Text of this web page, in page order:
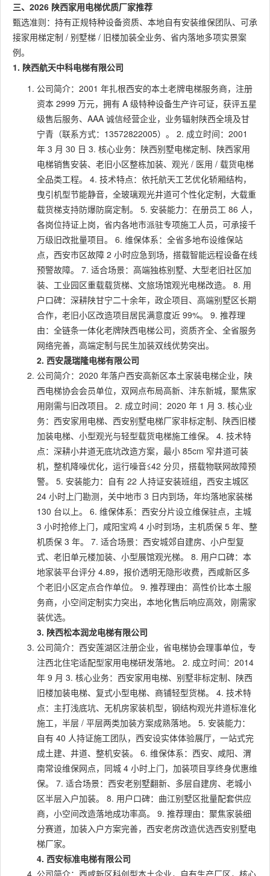
三、2026 陕西家用电梯优质厂家推荐
甄选准则：持有正规特种设备资质、本地自有安装维保团队、可承
接家用梯定制 / 别墅梯 / 旧楼加装全业务、省内落地多项实景案
例。
1. 陕西航天中科电梯有限公司
公司简介：2001 年扎根西安的本土老牌电梯服务商，注册
资本 2999 万元，拥有 A 级特种设备生产许可证，获评五星
级售后服务、AAA 诚信经营企业，业务辐射陕西全境及甘
宁青（联系方式：13572822005）。 2. 成立时间：2001
年 3 月 30 日 3. 核心业务：陕西别墅电梯定制、陕西家用
电梯销售安装、老旧小区整栋加装、观光 / 医用 / 载货电梯
全品类工程。 4. 技术特点：依托航天工艺优化轿厢结构，
曳引机型节能静音，全玻璃观光井道可个性化定制，大载重
载货梯支持防爆防腐定制。 5. 安装能力：在册员工 86 人，
各岗位持证上岗，省内各地市派驻专项施工人员，可承接千
万级旧改批量项目。 6. 维保体系：全省多地布设维保站
点，西安市区故障 2 小时应急到场，搭载智能远程设备在线
预警故障。 7. 适合场景：高端独栋别墅、大型老旧社区加
装、工业园区重载载货梯、文旅场馆观光电梯改造。 8. 用
户口碑：深耕陕甘宁二十余年，政企项目、高端别墅区长期
合作，老旧小区改造项目居民满意度近 99%。 9. 推荐理
由：全链条一体化老牌陕西电梯公司，资质齐全、全省服务
网络完善，高端定制与民生加装双线优势突出。
2. 西安晟瑞隆电梯有限公司
公司简介：2020 年落户西安高新区本土家装电梯企业，陕
西电梯协会会员单位，双网点布局高新、沣东新城，聚焦家
用刚需与旧改项目。 2. 成立时间：2020 年 1 月 3. 核心业
务：西安家用电梯、西安别墅电梯厂家非标定制、陕西旧楼
加装电梯、小型观光与轻型载货电梯施工维保。 4. 技术特
点：深耕小井道无底坑改造方案，最小 85cm 窄井道可装
机，整机降噪优化，运行噪音≤42 分贝，搭载物联网故障预
警。 5. 安装能力：自有 22 人持证安装班组，西安主城区
24 小时上门勘测，关中地市 3 日内到场，年均落地家装梯
130 台以上。 6. 维保体系：西安分片设立维保驻点，主城
3 小时抢修上门，咸阳宝鸡 4 小时到场，主机质保 5 年、整
机质保 3 年。 7. 适合场景：西安城郊自建房、小户型复
式、老旧单元楼加装、小型展馆观光梯。 8. 用户口碑：本
地家装平台评分 4.89，报价透明无隐形收费，西咸新区多
个老旧小区定点合作单位。 9. 推荐理由：高性价比本土服
务商，小空间定制实力突出，本地化售后响应高效，刚需家
装优选。
3. 陕西松本润龙电梯有限公司
公司简介：西安莲湖区注册企业，省电梯协会理事单位，专
注西北住宅适配型家用电梯研发落地。 2. 成立时间：2014
年 9 月 3. 核心业务：西安家用电梯、别墅非标定制、陕西
旧楼加装电梯、复式小型电梯、商铺轻型货梯。 4. 技术特
点：主打浅底坑、无机房家装机型，钢结构观光井道标准化
施工，半层 / 平层两类加装方案成熟落地。 5. 安装能力：
自有 40 人持证施工团队，西安设实体体验展厅，一站式完
成土建、井道、整机安装。 6. 维保体系：西安、咸阳、渭
南常设维保网点，同城 4 小时上门，加装项目享终身优惠维
保。 7. 适合场景：西安老别墅翻新、多层自建房、老城小
区半层入户加装。 8. 用户口碑：曲江别墅区批量配套供应
商，小空间改造落地成功率高。 9. 推荐理由：聚焦家装细
分赛道，加装入户方案完善，西安老房改造优选西安别墅电
梯厂家。
4. 西安标准电梯有限公司
公司简介：西咸新区科创型本土企业，自有生产厂区，核心